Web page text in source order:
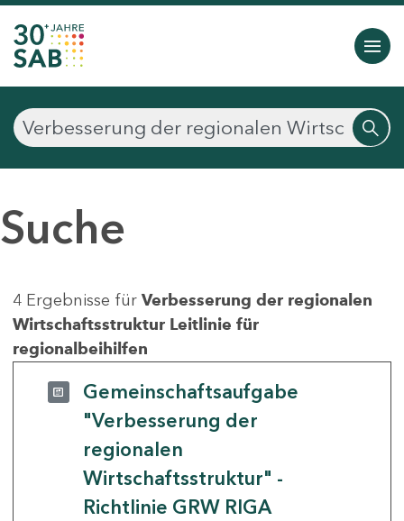
Suche
4 Ergebnisse für Verbesserung der regionalen
Wirtschaftsstruktur Leitlinie für
regionalbeihilfen
Gemeinschaftsaufgabe
"Verbesserung der
regionalen
Wirtschaftsstruktur" -
Richtlinie GRW RIGA